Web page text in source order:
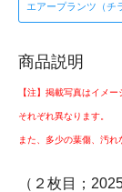
エアープランツ（チ
商品説明
【注】掲載写真はイメ
それぞれ異なります。
また、多少の葉傷、汚れ
（２枚目；